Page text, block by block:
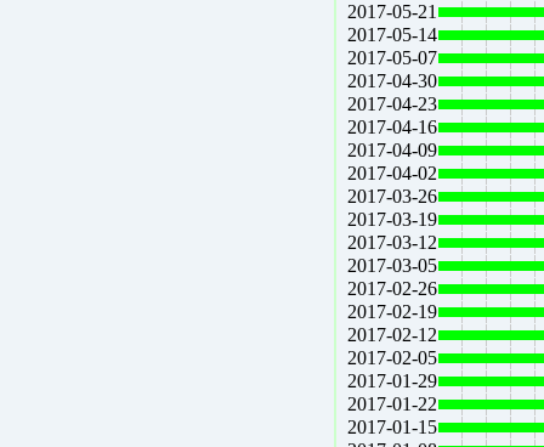
2017-05-21
2017-05-14
2017-05-07
2017-04-30
2017-04-23
2017-04-16
2017-04-09
2017-04-02
2017-03-26
2017-03-19
2017-03-12
2017-03-05
2017-02-26
2017-02-19
2017-02-12
2017-02-05
2017-01-29
2017-01-22
2017-01-15